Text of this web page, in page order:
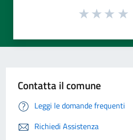
Contatta il comune
Leggi le domande frequenti
Richiedi Assistenza